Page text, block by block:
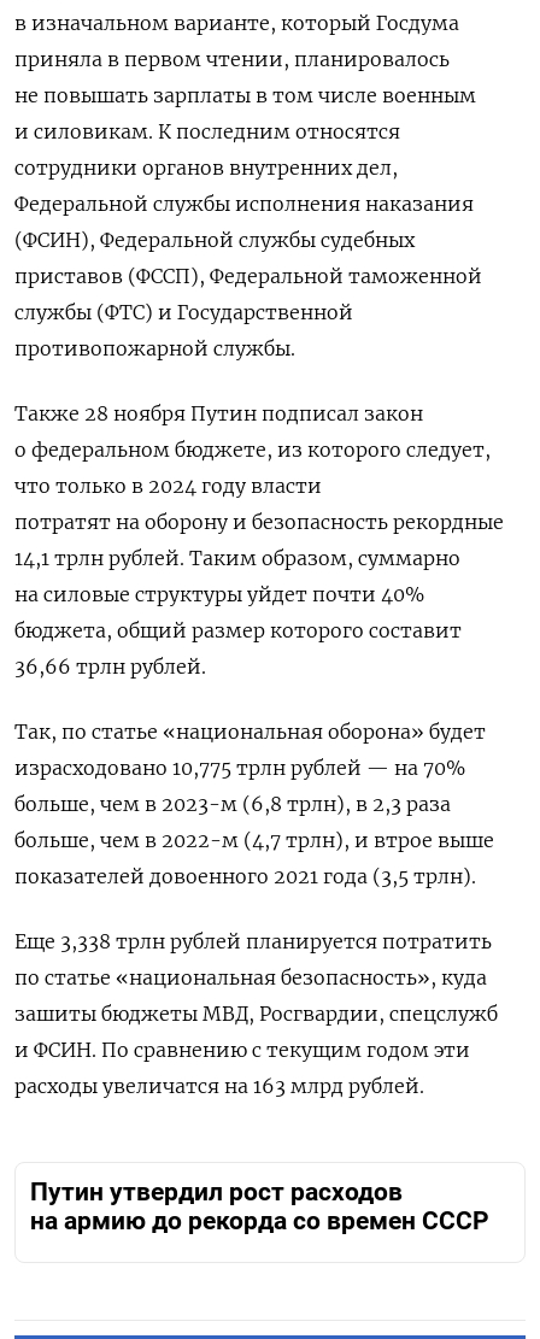
в изначальном варианте, который Госдума
приняла в первом чтении, планировалось
не повышать зарплаты в том числе военным
и силовикам. К последним относятся
сотрудники органов внутренних дел,
Федеральной службы исполнения наказания
(ФСИН), Федеральной службы судебных
приставов (ФССП), Федеральной таможенной
службы (ФТС) и Государственной
противопожарной службы.
Также 28 ноября Путин подписал закон
о федеральном бюджете, из которого следует,
что только в 2024 году власти
потратят на оборону и безопасность рекордные
14,1 трлн рублей. Таким образом, суммарно
на силовые структуры уйдет почти 40%
бюджета, общий размер которого составит
36,66 трлн рублей.
Так, по статье «национальная оборона» будет
израсходовано 10,775 трлн рублей — на 70%
больше, чем в 2023-м (6,8 трлн), в 2,3 раза
больше, чем в 2022-м (4,7 трлн), и втрое выше
показателей довоенного 2021 года (3,5 трлн).
Еще 3,338 трлн рублей планируется потратить
по статье «национальная безопасность», куда
зашиты бюджеты МВД, Росгвардии, спецслужб
и ФСИН. По сравнению с текущим годом эти
расходы увеличатся на 163 млрд рублей.
Путин утвердил рост расходов
на армию до рекорда со времен СССР